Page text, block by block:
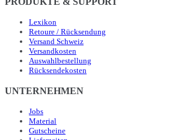
Lexikon
Retoure / Rücksendung
Versand Schweiz
Versandkosten
Auswahlbestellung
Rücksendekosten
UNTERNEHMEN
Jobs
Material
Gutscheine